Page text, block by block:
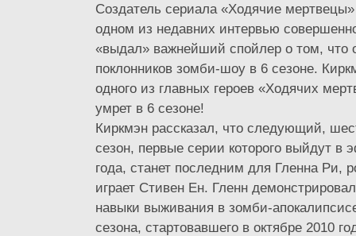
Создатель сериала «Ходячие
одном из недавних интервью
«выдал» важнейший спойлер о том, что
поклонников зомби-шоу в 6 сезоне.
одного из главных героев «Ходячих
умрет в 6 сезоне!
Киркмэн рассказал, что следующий,
сезон, первые серии которого выйдут в
года, станет последним для Гленна Ри,
играет Стивен Ен. Гленн
навыки выживания в зомби-
сезона, стартовавшего в октябре 2010